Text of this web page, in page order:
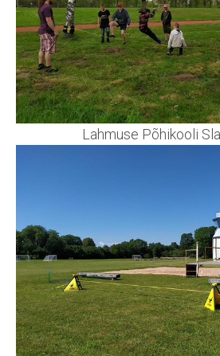
Lahmuse Põhikooli